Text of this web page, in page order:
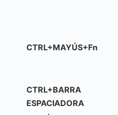
CTRL+MAYÚS+Fn
CTRL+BARRA
ESPACIADORA